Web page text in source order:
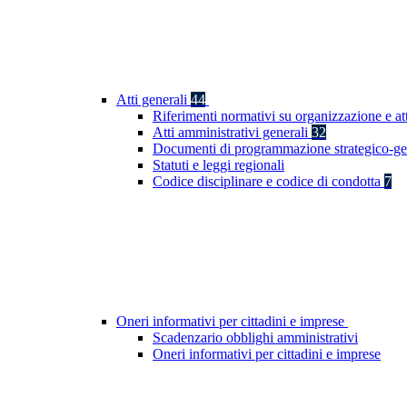
Atti generali 44
Riferimenti normativi su organizzazione e
Atti amministrativi generali 32
Documenti di programmazione strategico-
Statuti e leggi regionali
Codice disciplinare e codice di condotta 7
Oneri informativi per cittadini e imprese
Scadenzario obblighi amministrativi
Oneri informativi per cittadini e imprese